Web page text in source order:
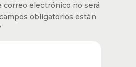
correo electrónico no será
obligatorios están